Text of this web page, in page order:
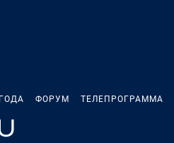
ФОРУМ ТЕЛЕПРОГРАММА